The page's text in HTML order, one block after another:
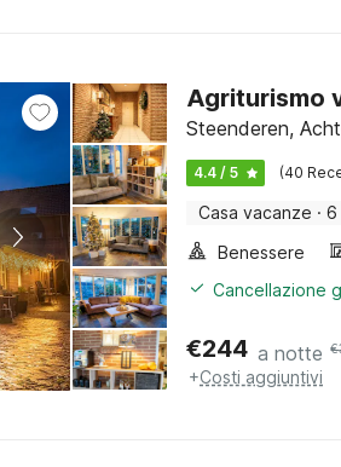
Agriturismo
Steenderen,
4.4 / 5 (40
Casa vacanze · 6
Benessere
Cancellazione
€244 a notte €
+Costi aggiuntivi